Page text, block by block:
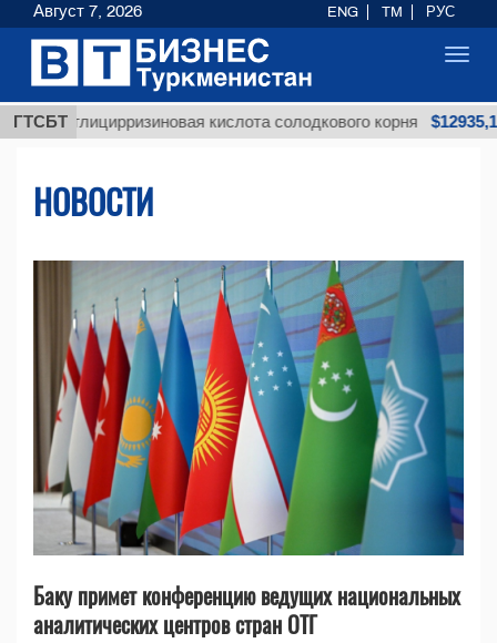
ГТСБТ кислота солодкового корня $12935,18
НОВОСТИ
Баку примет конференцию ведущих национальных
аналитических центров стран ОТГ
Август 7, 2026 ENG TM РУС